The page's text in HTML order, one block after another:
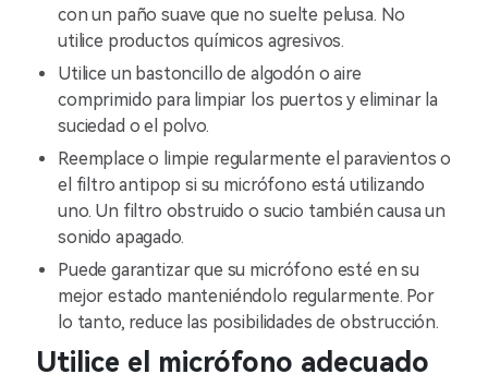
con un paño suave que no suelte pelusa. No
utilice productos químicos agresivos.
Utilice un bastoncillo de algodón o aire
comprimido para limpiar los puertos y eliminar la
suciedad o el polvo.
Reemplace o limpie regularmente el paravientos o
el filtro antipop si su micrófono está utilizando
uno. Un filtro obstruido o sucio también causa un
sonido apagado.
Puede garantizar que su micrófono esté en su
mejor estado manteniéndolo regularmente. Por
lo tanto, reduce las posibilidades de obstrucción.
Utilice el micrófono adecuado